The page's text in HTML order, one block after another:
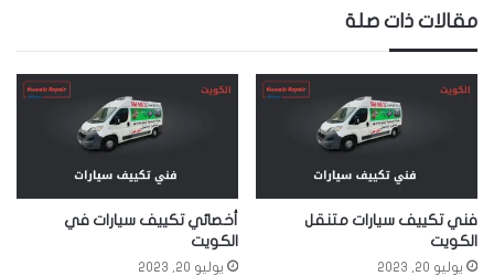
مقالات ذات صلة
فني تكييف سيارات متنقل
الكويت
يوليو 20, 2023
أخصائي تكييف سيارات في
الكويت
يوليو 20, 2023